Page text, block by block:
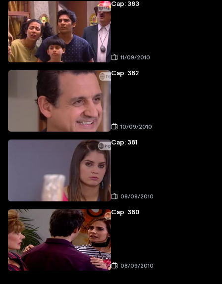
Cap: 383
11/09/2010
Cap: 382
10/09/2010
Cap: 381
09/09/2010
Cap: 380
08/09/2010